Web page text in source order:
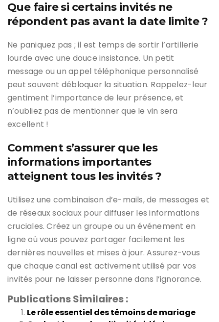
Que faire si certains invités ne
répondent pas avant la date limite ?
Ne paniquez pas ; il est temps de sortir l’artillerie
lourde avec une douce insistance. Un petit
message ou un appel téléphonique personnalisé
peut souvent débloquer la situation. Rappelez-leur
gentiment l’importance de leur présence, et
n’oubliez pas de mentionner que le vin sera
excellent !
Comment s’assurer que les
informations importantes
atteignent tous les invités ?
Utilisez une combinaison d’e-mails, de messages et
de réseaux sociaux pour diffuser les informations
cruciales. Créez un groupe ou un événement en
ligne où vous pouvez partager facilement les
dernières nouvelles et mises à jour. Assurez-vous
que chaque canal est activement utilisé par vos
invités pour ne laisser personne dans l’ignorance.
Publications Similaires :
Le rôle essentiel des témoins de mariage